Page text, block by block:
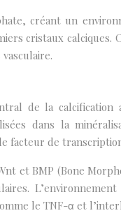
créant un
cristaux calciques.
de la
dans la
facteur de
et BMP (Bone
le TNF-α et